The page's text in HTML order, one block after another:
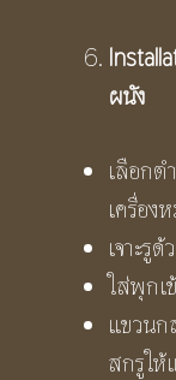
ผนัง
เลือกต
เครื่อง
เจาะรู
ใส่พุกเ
แขวน
สกรูให้